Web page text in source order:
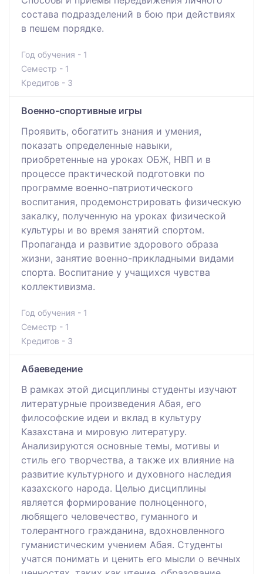
состава подразделений в бою при действиях
в пешем порядке.
Год обучения - 1
Семестр - 1
Кредитов - 3
Военно-спортивные игры
Проявить, обогатить знания и умения,
показать определенные навыки,
приобретенные на уроках ОБЖ, НВП и в
процессе практической подготовки по
программе военно-патриотического
воспитания, продемонстрировать физическую
закалку, полученную на уроках физической
культуры и во время занятий спортом.
Пропаганда и развитие здорового образа
жизни, занятие военно-прикладными видами
спорта. Воспитание у учащихся чувства
коллективизма.
Год обучения - 1
Семестр - 1
Кредитов - 3
Абаеведение
В рамках этой дисциплины студенты изучают
литературные произведения Абая, его
философские идеи и вклад в культуру
Казахстана и мировую литературу.
Анализируются основные темы, мотивы и
стиль его творчества, а также их влияние на
развитие культурного и духовного наследия
казахского народа. Целью дисциплины
является формирование полноценного,
любящего человечество, гуманного и
толерантного гражданина, вдохновленного
гуманистическим учением Абая. Студенты
учатся понимать и ценить его мысли о вечных